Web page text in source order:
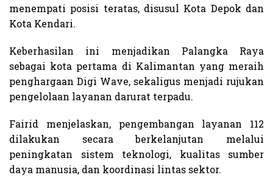
menempati posisi teratas, disusul Kota Depok dan
Kota Kendari.
Keberhasilan ini menjadikan Palangka Raya
sebagai kota pertama di Kalimantan yang meraih
penghargaan Digi Wave, sekaligus menjadi rujukan
pengelolaan layanan darurat terpadu.
Fairid menjelaskan, pengembangan layanan 112
dilakukan secara berkelanjutan melalui
peningkatan sistem teknologi, kualitas sumber
daya manusia, dan koordinasi lintas sektor.